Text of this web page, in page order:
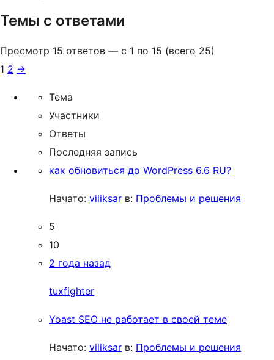
Темы с ответами
Просмотр 15 ответов — с 1 по 15 (всего 25)
1 2 →
Тема
Участники
Ответы
Последняя запись
как обновиться до WordPress 6.6 RU?
Начато: viliksar в: Проблемы и решения
5
10
2 года назад
tuxfighter
Yoast SEO не работает в своей теме
Начато: viliksar в: Проблемы и решения